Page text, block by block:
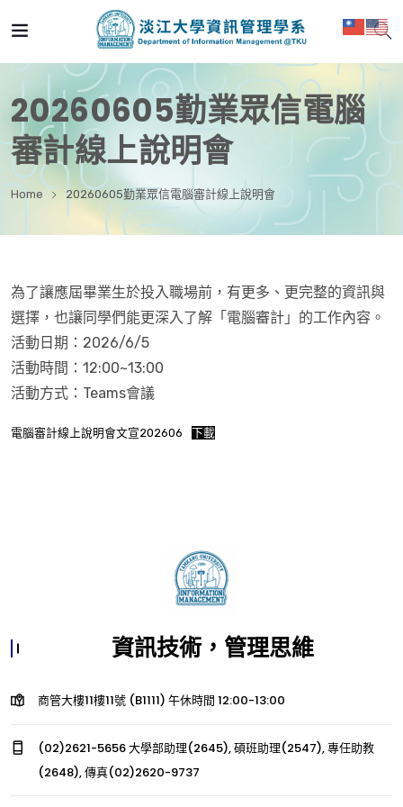
20260605勤業眾信電腦
審計線上說明會
Home 20260605勤業眾信電腦審計線上說明會
為了讓應屆畢業生於投入職場前，有更多、更完整的資訊與
選擇，也讓同學們能更深入了解「電腦審計」的工作內容。
活動日期：2026/6/5
活動時間：12:00~13:00
活動方式：Teams會議
電腦審計線上說明會文宣202606 下載
資訊技術，管理思維
商管大樓11樓11號 (B1111) 午休時間 12:00-13:00
(02)2621-5656 大學部助理(2645), 碩班助理(2547), 專任助教
(2648), 傳真(02)2620-9737